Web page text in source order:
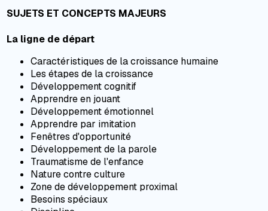
SUJETS ET CONCEPTS MAJEURS
La ligne de départ
Caractéristiques de la croissance humaine
Les étapes de la croissance
Développement cognitif
Apprendre en jouant
Développement émotionnel
Apprendre par imitation
Fenêtres d'opportunité
Développement de la parole
Traumatisme de l'enfance
Nature contre culture
Zone de développement proximal
Besoins spéciaux